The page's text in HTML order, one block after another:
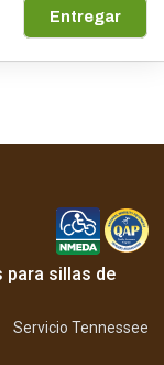
Entregar
para sillas de
Servicio Tennessee